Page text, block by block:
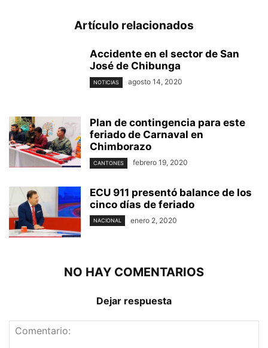
Artículo relacionados
Accidente en el sector de San
José de Chibunga
NOTICIAS agosto 14, 2020
Plan de contingencia para este
feriado de Carnaval en
Chimborazo
CANTONES febrero 19, 2020
ECU 911 presentó balance de los
cinco días de feriado
NACIONAL enero 2, 2020
NO HAY COMENTARIOS
Dejar respuesta